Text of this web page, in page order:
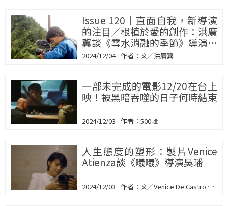
Issue 120｜直面自我，新導演
的注目／根植於愛的創作：洪廣
冀談《雪水消融的季節》導演羅
苡珊
2024/12/04 文／洪廣冀
一部未完成的電影12/20在台上
映！被黑暗吞噬的日子何時結束
2024/12/03 500輯
人生態度的塑形：製片Venice
Atienza談《曦曦》導演吳璠
2024/12/03 文／Venice De Castro Atienza、翻譯／郭思妤